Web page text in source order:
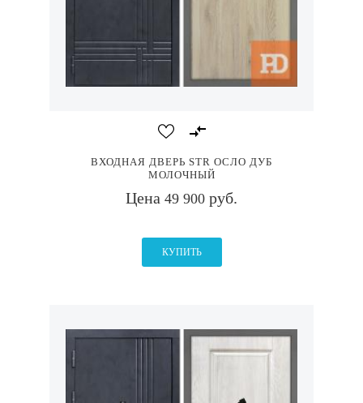
ВХОДНАЯ ДВЕРЬ STR ОСЛО ДУБ
МОЛОЧНЫЙ
Цена 49 900 руб.
КУПИТЬ